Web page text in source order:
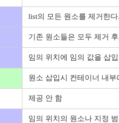
list의 모든 원소를 제거한다.
기존 원소들은 모두 제거
임의 위치에 임의 값을 삽
원소 삽입시 컨테이너 내
제공 안 함
임의 위치의 원소나 지정